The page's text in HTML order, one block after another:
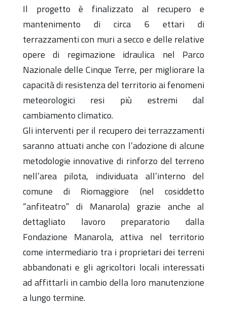
Il progetto è finalizzato al recupero e
mantenimento di circa 6 ettari di
terrazzamenti con muri a secco e delle relative
opere di regimazione idraulica nel Parco
Nazionale delle Cinque Terre, per migliorare la
capacità di resistenza del territorio ai fenomeni
meteorologici resi più estremi dal
cambiamento climatico.
Gli interventi per il recupero dei terrazzamenti
saranno attuati anche con l’adozione di alcune
metodologie innovative di rinforzo del terreno
nell’area pilota, individuata all’interno del
comune di Riomaggiore (nel cosiddetto
“anfiteatro” di Manarola) grazie anche al
dettagliato lavoro preparatorio dalla
Fondazione Manarola, attiva nel territorio
come intermediario tra i proprietari dei terreni
abbandonati e gli agricoltori locali interessati
ad affittarli in cambio della loro manutenzione
a lungo termine.